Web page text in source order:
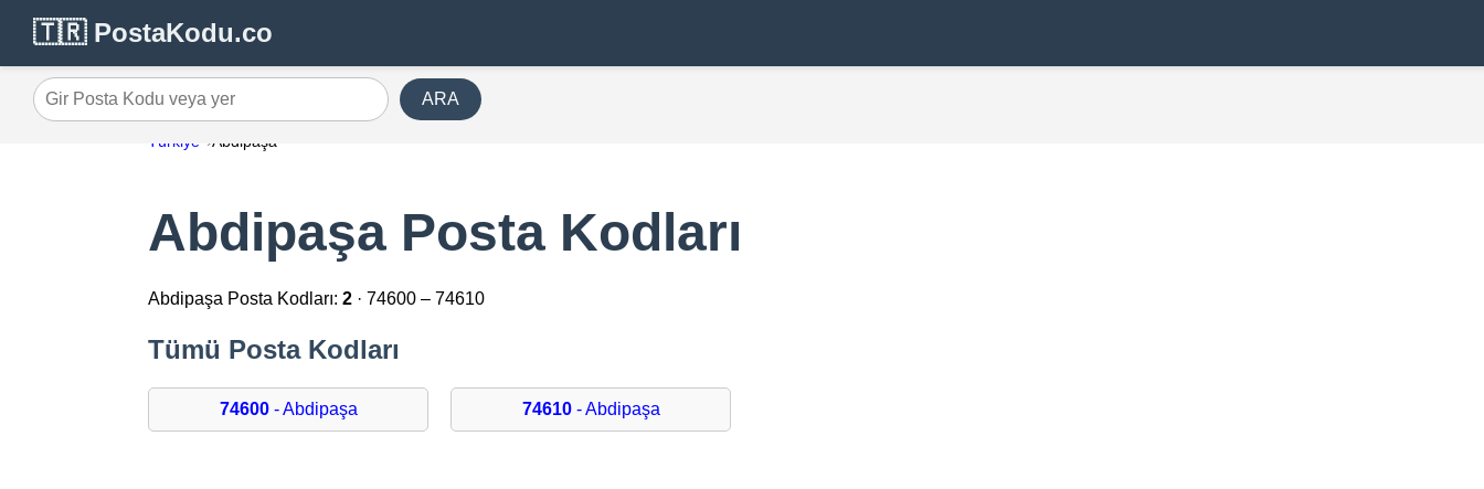
🇹🇷 PostaKodu.co
Gir Posta Kodu veya yer ARA
Türkiye Abdipaşa
Abdipaşa Posta Kodları
Abdipaşa Posta Kodları:2 · 74600 – 74610
Tümü Posta Kodları
74600- Abdipaşa 74610- Abdipaşa